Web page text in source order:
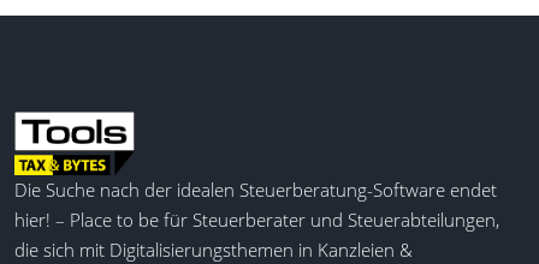
Die Suche nach der idealen Steuerberatung-Software endet
hier! – Place to be für Steuerberater und Steuerabteilungen,
die sich mit Digitalisierungsthemen in Kanzleien &